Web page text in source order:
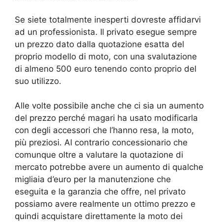
Se siete totalmente inesperti dovreste affidarvi
ad un professionista. Il privato esegue sempre
un prezzo dato dalla quotazione esatta del
proprio modello di moto, con una svalutazione
di almeno 500 euro tenendo conto proprio del
suo utilizzo.
Alle volte possibile anche che ci sia un aumento
del prezzo perché magari ha usato modificarla
con degli accessori che l’hanno resa, la moto,
più preziosi. Al contrario concessionario che
comunque oltre a valutare la quotazione di
mercato potrebbe avere un aumento di qualche
migliaia d’euro per la manutenzione che
eseguita e la garanzia che offre, nel privato
possiamo avere realmente un ottimo prezzo e
quindi acquistare direttamente la moto dei